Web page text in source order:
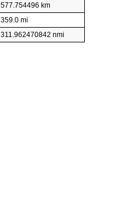
577.754496 km
359.0 mi
311.962470842 nmi